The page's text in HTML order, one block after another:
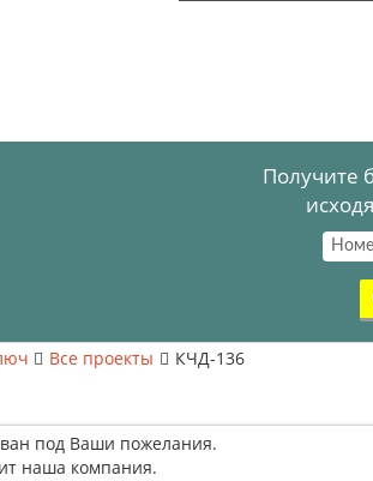
Получите
Все проекты КЧД-136
под Ваши пожелания.
наша компания.